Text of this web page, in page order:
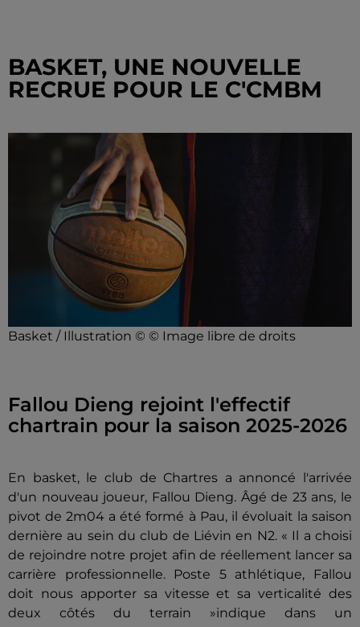
BASKET, UNE NOUVELLE
RECRUE POUR LE C'CMBM
Basket / Illustration © © Image libre de droits
Fallou Dieng rejoint l'effectif
chartrain pour la saison 2025-2026
En basket, le club de Chartres a annoncé l'arrivée
d'un nouveau joueur, Fallou Dieng. Âgé de 23 ans, le
pivot de 2m04 a été formé à Pau, il évoluait la saison
dernière au sein du club de Liévin en N2. « Il a choisi
de rejoindre notre projet afin de réellement lancer sa
carrière professionnelle. Poste 5 athlétique, Fallou
doit nous apporter sa vitesse et sa verticalité des
deux côtés du terrain »indique dans un